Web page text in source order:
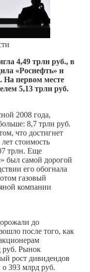
4,49 трлн руб., в
«Роснефть» и
На первом месте
5,13 трлн руб.
2008 года,
8,7 трлн руб.
что достигнет
стоимость
трлн. Еще
был самой дорогой
его обогнала
газовый
компании
до
после того, как
руб. Рынок
рост дивидендов
393 млрд руб.